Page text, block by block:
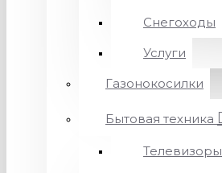
Снегоходы
Услуги
Газонокосилки
Бытовая техника
Телевизоры